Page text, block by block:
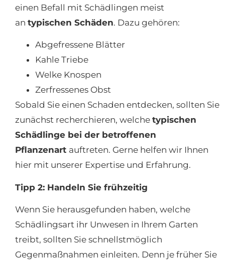
einen Befall mit Schädlingen meist
an typischen Schäden. Dazu gehören:
Abgefressene Blätter
Kahle Triebe
Welke Knospen
Zerfressenes Obst
Sobald Sie einen Schaden entdecken, sollten Sie
zunächst recherchieren, welche typischen
Schädlinge bei der betroffenen
Pflanzenart auftreten. Gerne helfen wir Ihnen
hier mit unserer Expertise und Erfahrung.
Tipp 2: Handeln Sie frühzeitig
Wenn Sie herausgefunden haben, welche
Schädlingsart ihr Unwesen in Ihrem Garten
treibt, sollten Sie schnellstmöglich
Gegenmaßnahmen einleiten. Denn je früher Sie